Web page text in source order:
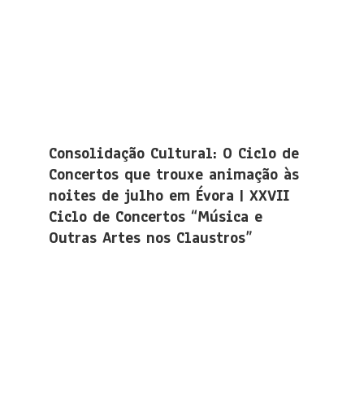
Consolidação Cultural: O Ciclo de
Concertos que trouxe animação às
noites de julho em Évora | XXVII
Ciclo de Concertos “Música e
Outras Artes nos Claustros”